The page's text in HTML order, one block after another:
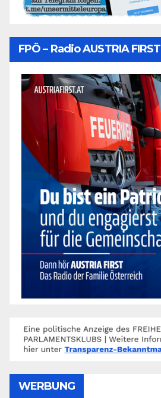
FPÖ – Radio AUSTRIA FIRST
WERBUNG